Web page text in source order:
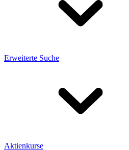
Erweiterte Suche
Aktienkurse